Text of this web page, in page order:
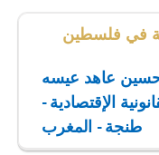
في فلسطين
عاهد عيسه
الإقتصادية -
طنجة - المغرب